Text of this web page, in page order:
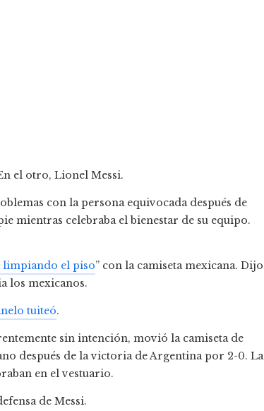
el otro, Lionel Messi.
con la persona equivocada después de
mientras celebraba el bienestar de su equipo.
limpiando el piso” con la camiseta mexicana. Dijo
los mexicanos.
tuiteó.
sin intención, movió la camiseta de
después de la victoria de Argentina por 2-0. La
en el vestuario.
de Messi.